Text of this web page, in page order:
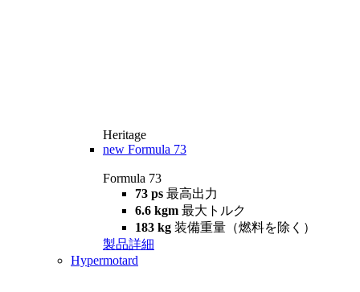
Heritage
new Formula 73
Formula 73
73 ps 最高出力
6.6 kgm 最大トルク
183 kg 装備重量（燃料を除く）
製品詳細
Hypermotard